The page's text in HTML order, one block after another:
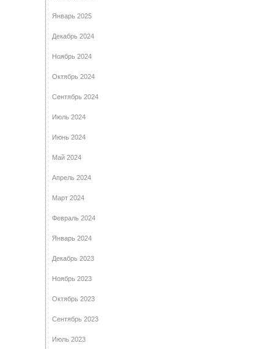
Январь 2025
Декабрь 2024
Ноябрь 2024
Октябрь 2024
Сентябрь 2024
Июль 2024
Июнь 2024
Май 2024
Апрель 2024
Март 2024
Февраль 2024
Январь 2024
Декабрь 2023
Ноябрь 2023
Октябрь 2023
Сентябрь 2023
Июль 2023